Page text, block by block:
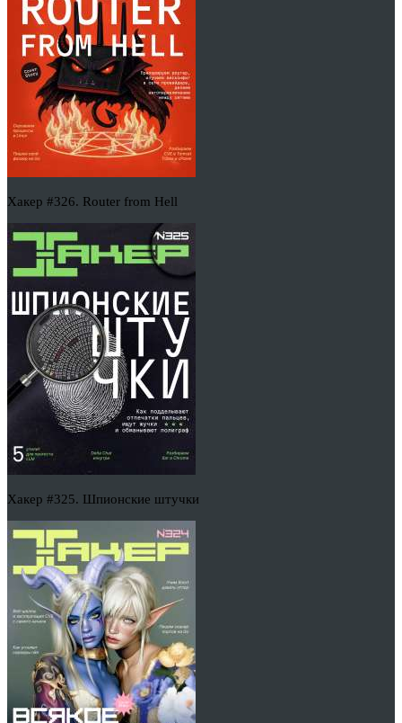
Хакер #326. Router from Hell
Хакер #325. Шпионские штучки